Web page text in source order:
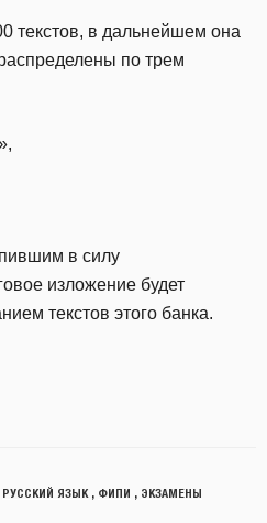
текстов, в дальнейшем она
по трем
в силу
изложение будет
текстов этого банка.
РУССКИЙ ЯЗЫК, ФИПИ , ЭКЗАМЕНЫ